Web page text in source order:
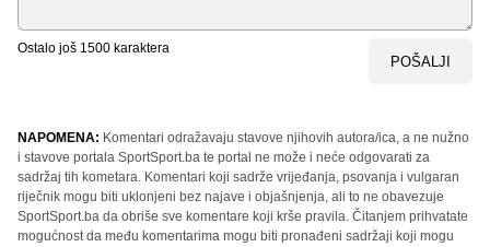
Ostalo još 1500 karaktera
POŠALJI
NAPOMENA: Komentari odražavaju stavove njihovih autora/ica, a ne nužno
i stavove portala SportSport.ba te portal ne može i neće odgovarati za
sadržaj tih kometara. Komentari koji sadrže vrijeđanja, psovanja i vulgaran
riječnik mogu biti uklonjeni bez najave i objašnjenja, ali to ne obavezuje
SportSport.ba da obriše sve komentare koji krše pravila. Čitanjem prihvatate
mogućnost da među komentarima mogu biti pronađeni sadržaji koji mogu